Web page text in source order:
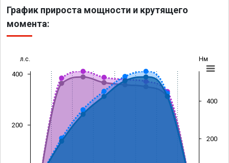
График прироста мощности и крутящего
момента:
л.с. Нм
200
400
200
400